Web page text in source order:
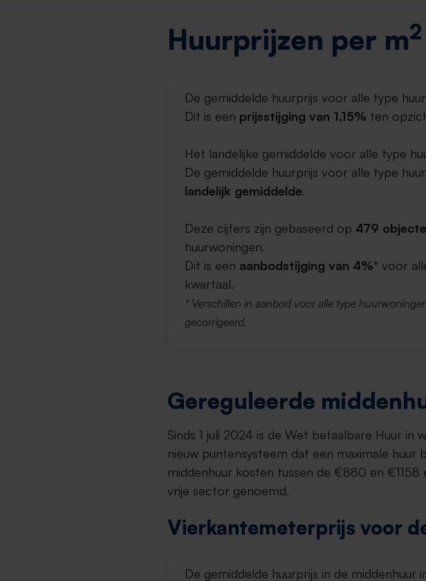
Huurprijzen per m2
De gemiddelde huurprijs voor alle type
Dit is een prijsstijging van 1,15% ten
Het landelijke gemiddelde voor alle type
De gemiddelde huurprijs voor alle type
landelijk gemiddelde.
Deze cijfers zijn gebaseerd op 479
huurwoningen.
Dit is een aanbodstijging van 4%* voor
kwartaal.
* Verschillen in aanbod voor alle type
gecorrigeerd.
Gereguleerde
Sinds 1 juli 2024 is de Wet betaalbare Huur
nieuw puntensysteem dat een maximale huur
middenhuur kosten tussen de €880 en
vrije sector genoemd.
Vierkantemeterprijs voor
De gemiddelde huurprijs in de middenhuur